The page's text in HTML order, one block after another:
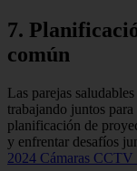
7.
común
Las parejas
trabajando juntos
planificación de
y enfrentar desafíos
2024 Cámaras